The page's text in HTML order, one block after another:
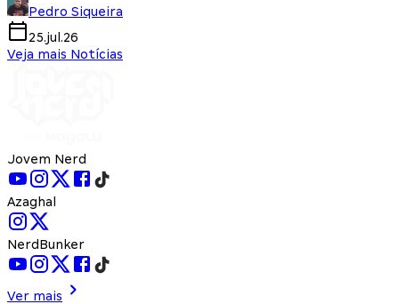
Pedro Siqueira
25.jul.26
Veja mais Notícias
Jovem Nerd
Azaghal
NerdBunker
Ver mais